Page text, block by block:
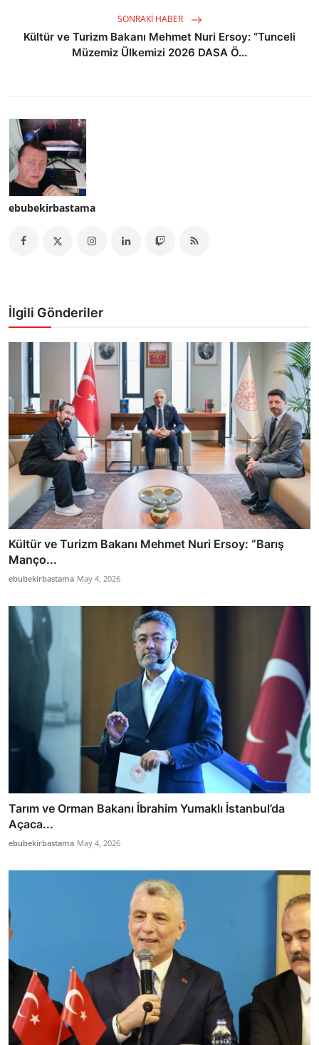
SONRAKI HABER
Kültür ve Turizm Bakanı Mehmet Nuri Ersoy: “Tunceli
Müzemiz Ülkemizi 2026 DASA Ö...
ebubekirbastama
İlgili Gönderiler
Kültür ve Turizm Bakanı Mehmet Nuri Ersoy: “Barış
Manço...
ebubekirbastama May 4, 2026
Tarım ve Orman Bakanı İbrahim Yumaklı İstanbul’da
Açaca...
ebubekirbastama May 4, 2026